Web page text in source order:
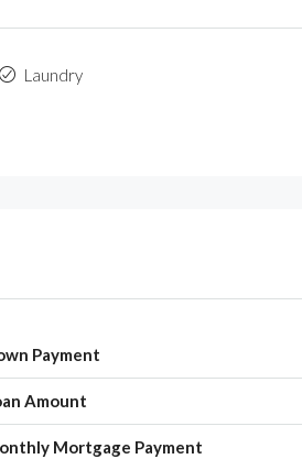
Laundry
Payment
Amount
Mortgage Payment